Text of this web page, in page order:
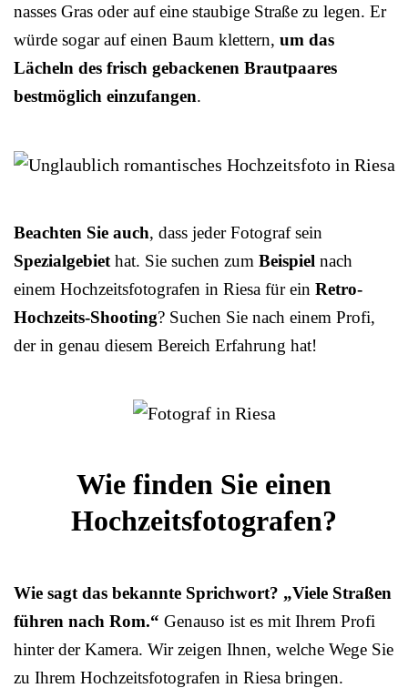
nasses Gras oder auf eine staubige Straße zu legen. Er
würde sogar auf einen Baum klettern, um das
Lächeln des frisch gebackenen Brautpaares
bestmöglich einzufangen.
Beachten Sie auch, dass jeder Fotograf sein
Spezialgebiet hat. Sie suchen zum Beispiel nach
einem Hochzeitsfotografen in Riesa für ein Retro-
Hochzeits-Shooting? Suchen Sie nach einem Profi,
der in genau diesem Bereich Erfahrung hat!
Wie finden Sie einen
Hochzeitsfotografen?
Wie sagt das bekannte Sprichwort? „Viele Straßen
führen nach Rom.“ Genauso ist es mit Ihrem Profi
hinter der Kamera. Wir zeigen Ihnen, welche Wege Sie
zu Ihrem Hochzeitsfotografen in Riesa bringen.